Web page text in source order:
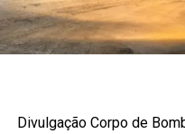
Divulgação Corpo de